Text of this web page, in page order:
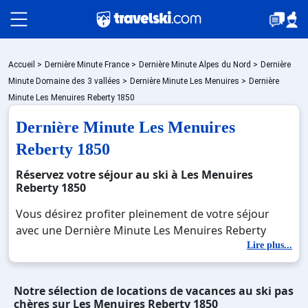
Packages
Bons plans
☼ Montagne été
Accueil > Dernière Minute France > Dernière Minute Alpes du Nord > Dernière
Minute Domaine des 3 vallées > Dernière Minute Les Menuires > Dernière
Minute Les Menuires Reberty 1850
Dernière Minute Les Menuires
Reberty 1850
Réservez votre séjour au ski à Les Menuires
Reberty 1850
Vous désirez profiter pleinement de votre séjour
avec une Dernière Minute Les Menuires Reberty
1850 ? Découvrez nos offres de Dernière Minute Les
Menuires Reberty 1850 pour skier sans limite à noel,
Profitez de votre Dernière Minute Les Menuires
Lire plus...
Notre sélection de locations de vacances au ski pas
chères sur Les Menuires Reberty 1850